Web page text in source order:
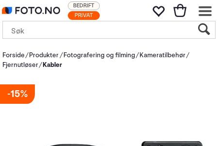
PRIVAT
BEDRIFT
Forside Produkter Fotografering og filming
Kameratilbehør
Fjernutløser Kabler
15%